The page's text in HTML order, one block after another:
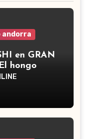
andorra
en GRAN
hongo
es
hongo
asiática